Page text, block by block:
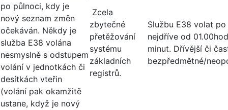
po půlnoci, kdy je
nový seznam změn
očekáván. Někdy je
služba E38 volána
nesmyslně s odstupem
volání v jednotkách či
desítkách vteřin
(volání pak okamžitě
ustane, když je nový
Zcela
zbytečné
přetěžování
systému
základních
registrů.
Službu E38 volat
nejdříve od
minut. Dřívější či
bezpředmětné/